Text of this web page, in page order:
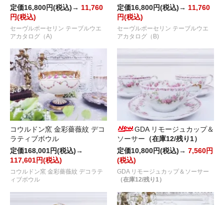
定価16,800円(税込)→ 11,760
円(税込)
セーヴルポーセリン テーブルウエ
アカタログ（A)
定価16,800円(税込)→ 11,760
円(税込)
セーヴルポーセリン テーブルウエ
アカタログ（B)
コウルドン窯 金彩薔薇紋 デコ
ラティブボウル
定価168,001円(税込)→
117,601円(税込)
コウルドン窯 金彩薔薇紋 デコラテ
ィブボウル
GDA リモージュカップ＆
ソーサー （在庫12/残り1）
定価10,800円(税込)→ 7,560円
(税込)
GDA リモージュカップ＆ソーサー
（在庫12/残り1）